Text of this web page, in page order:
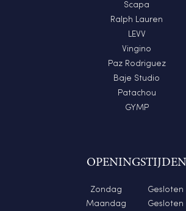
Scapa
Ralph Lauren
LEVV
Vingino
Paz Rodriguez
Baje Studio
Patachou
GYMP
OPENINGSTIJDEN
Zondag
Gesloten
Maandag
Gesloten